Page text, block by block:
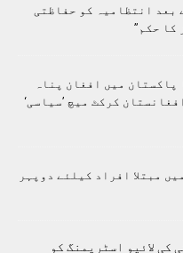
بعد انتظامیہ کو حفاظتی
کا حکم”
پاکستان میں افغان پناہ
کرکٹ میچ ’سیاسی‘
میں مبتلا افراد کیلئے دوپہر
کی لائیو اسٹریمنگ کو